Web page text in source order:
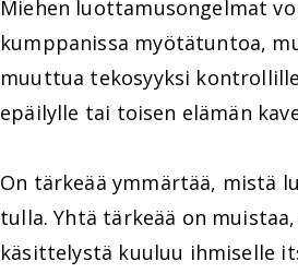
Miehen luottamusongelmat
kumppanissa myötätuntoa,
muuttua tekosyyksi
epäilylle tai toisen elämän
On tärkeää ymmärtää, mistä
tulla. Yhtä tärkeää on
käsittelystä kuuluu ihmiselle